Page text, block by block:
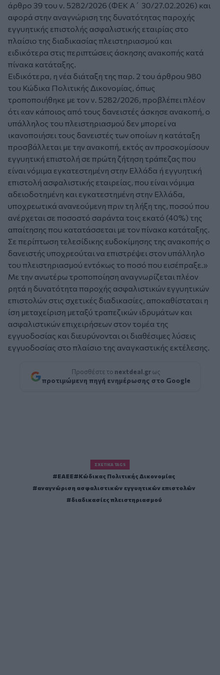
άρθρο 39 του ν. 5282/2026 (ΦΕΚ Α΄ 30/27.02.2026) και
αφορά στην αναγνώριση της δυνατότητας παροχής
εγγυητικής επιστολής ασφαλιστικής εταιρίας στο
πλαίσιο της διαδικασίας πλειστηριασμού και
ειδικότερα στις περιπτώσεις άσκησης ανακοπής κατά
πίνακα κατάταξης.
Ειδικότερα, η νέα διάταξη της παρ. 2 του άρθρου 980
του Κώδικα Πολιτικής Δικονομίας, όπως
τροποποιήθηκε με τον ν. 5282/2026, προβλέπει πλέον
ότι «αν κάποιος από τους δανειστές άσκησε ανακοπή, ο
υπάλληλος του πλειστηριασμού δεν μπορεί να
ικανοποιήσει τους δανειστές των οποίων η κατάταξη
προσβάλλεται με την ανακοπή, εκτός αν προσκομίσουν
εγγυητική επιστολή σε πρώτη ζήτηση τράπεζας που
είναι νόμιμα εγκατεστημένη στην Ελλάδα ή εγγυητική
επιστολή ασφαλιστικής εταιρείας, που είναι νόμιμα
αδειοδοτημένη και εγκατεστημένη στην Ελλάδα,
υποχρεωτικά ανανεούμενη πριν τη λήξη της, ποσού που
ανέρχεται σε ποσοστό σαράντα τοις εκατό (40%) της
απαίτησης που κατατάσσεται με τον πίνακα κατάταξης.
Σε περίπτωση τελεσίδικης ευδοκίμησης της ανακοπής ο
δανειστής υποχρεούται να επιστρέψει στον υπάλληλο
του πλειστηριασμού εντόκως το ποσό που εισέπραξε.»
Με την ανωτέρω τροποποίηση αναγνωρίζεται πλέον
ρητά η δυνατότητα παροχής ασφαλιστικών εγγυητικών
επιστολών στις σχετικές διαδικασίες, αποκαθίσταται η
ίση μεταχείριση μεταξύ τραπεζικών ιδρυμάτων και
ασφαλιστικών επιχειρήσεων στον τομέα της
εγγυοδοσίας και διευρύνονται οι διαθέσιμες λύσεις
εγγυοδοσίας στο πλαίσιο της αναγκαστικής εκτέλεσης.
Προσθέστε το nextdeal.gr ως
προτιμώμενη πηγή ενημέρωσης στο Google
ΣΧΕΤΙΚΆ TAGS
ΕΑΕΕ
Κώδικας Πολιτικής Δικονομίας
αναγνώριση ασφαλιστικών εγγυητικών επιστολών
διαδικασίες πλειστηριασμού